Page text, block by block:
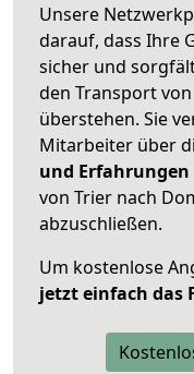
Unsere
darauf, dass Ihre
sicher und
den Transport
überstehen. Sie
Mitarbeiter über
und Erfahrungen
von Trier nach
abzuschließen.
Um kostenlose
jetzt einfach das